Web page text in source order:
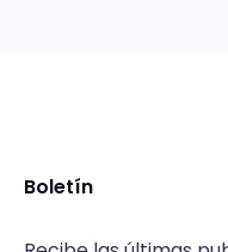
Boletín